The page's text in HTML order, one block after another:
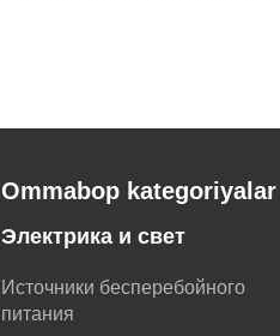
Ommabop kategoriyalar
Электрика и свет
Источники бесперебойного
питания